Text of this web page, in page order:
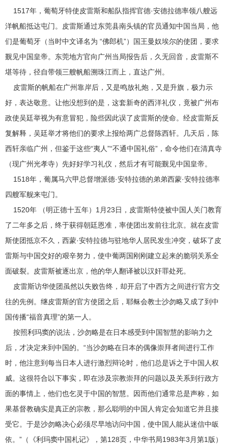
1517年，葡萄牙特使皮雷斯和船队指挥官德·安德拉德率领八艘远
洋帆船抵达屯门。皮雷斯通过东莞县南头镇的官员通知中国当局，他
们是葡萄牙（当时中文译名为 “佛郎机”）国王曼奴埃尔的使团，要求
觐见中国皇帝。东莞地方官向广州当局报告后，久无回音，皮雷斯不
堪等待，径自带领三艘帆船溯珠江而上，直达广州。
皮雷斯的帆船在广州靠岸后，又是鸣放礼炮，又是升旗，极力示
好，表达敬意。让他没想到的是，这套新奇的西洋礼仪，竟被广州布
政使吴廷举视为有意冒犯，险些因此误了皮雷斯的使命。经皮雷斯反
复解释，吴廷举才将他们的要求上报给两广总督陈西轩。几天后，陈
西轩亲临广州，但鉴于这些“夷人”“不通中国礼俗”，命令他们在清真寺
（现广州光孝寺）先好好学习礼仪，然后才有可能觐见中国皇帝。
1518年，葡属马六甲总督增派德·安特拉德的弟弟西蒙·安特拉德率
四艘军舰来屯门。
1520年 （明正德十五年）1月23日，皮雷斯特使被中国人关门教育
了二年多之后，终于获得朝廷恩准，率使团出发前往北京。就在皮雷
斯使团抵京不久，西蒙·安特拉德与驻地华人居民发生冲突，破坏了皮
雷斯与中国交好的艰辛努力，使中葡两国刚刚建立起来的脆弱关系全
面破裂。皮雷斯被逐出京，他的华人翻译被以汉奸罪处死。
皮雷斯访华使团虽然以失败告终，却开启了中西方之间进行官方交
往的先例。继皮雷斯的官方使团之后，耶稣会教士沙勿略又成了到中
国传播“福音真理”的第一人。
按照利玛窦的说法，沙勿略是在日本感受到中国智慧的影响力之
后，才决定来到中国的。“当沙勿略在日本的偶像崇拜者间进行工作
时，他注意到每当日本人进行激烈辩论时，他们总是诉之于中国人权
威。这很符合以下事实，即在涉及宗教崇拜的问题以及关系到行政方
面的事情上，他们也乞灵于中国的智慧。因而他们通常总是声称，如
果基督教确实是真正的宗教，那么聪明的中国人肯定会知道它并且接
受它。于是沙勿略决心必须尽早地访问中国，使中国人能从迷信中皈
依。”（《利玛窦中国札记》，第128页，中华书局1983年3月第1版）